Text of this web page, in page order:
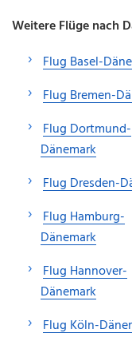
Weitere Flüge nach
Flug Basel-
Flug Bremen-
Flug Dortmund-
Dänemark
Flug Dresden-
Flug Hamburg-
Dänemark
Flug Hannover-
Dänemark
Flug Köln-